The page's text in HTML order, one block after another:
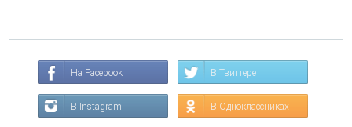
На Facebook В Твиттере
В Instagram В Одноклассниках